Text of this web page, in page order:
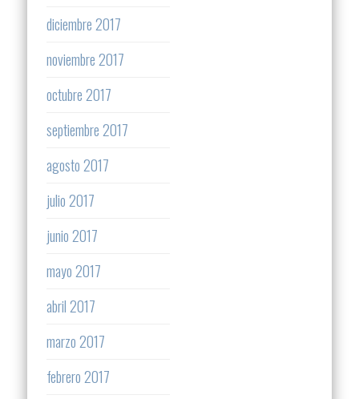
diciembre 2017
noviembre 2017
octubre 2017
septiembre 2017
agosto 2017
julio 2017
junio 2017
mayo 2017
abril 2017
marzo 2017
febrero 2017